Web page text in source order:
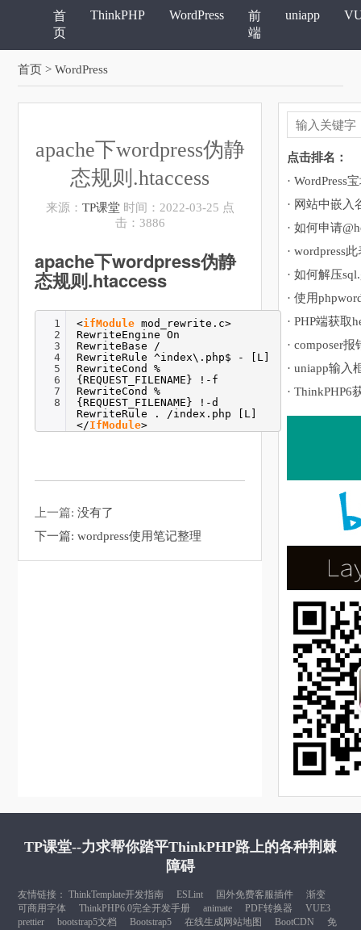
首
页
ThinkPHP WordPress
前
端
uniapp
首页 > WordPress
​apache下wordpress伪静
态规则.htaccess
来源： TP课堂时间：2022-03-25 点
击：3886
apache下wordpress伪静
态规则.htaccess
1
2
3
4
5
6
7
8
<ifModule mod_rewrite.c>
RewriteEngine On
RewriteBase /
RewriteRule ^index\.php$ - [L]
RewriteCond %
{REQUEST_FILENAME} !-f
RewriteCond %
{REQUEST_FILENAME} !-d
RewriteRule . /index.php [L]
</IfModule>
上一篇:没有了
下一篇:wordpress使用笔记整理
点击排名：
· 网站中嵌入
· 如何申请
· 如何解压
· 使用
· PHP端获取
· uniapp输入
· ThinkPHP6
TP课堂--力求帮你踏平ThinkPHP路上的各种荆棘
障碍
友情链接：ThinkTemplate开发指南 ESLint 国外免费客服插件
渐变
可商用字体
ThinkPHP6.0完全开发手册 animate PDF转换器
VUE3
prettier
bootstrap5文档 Bootstrap5 在线生成网站地图 BootCDN
免